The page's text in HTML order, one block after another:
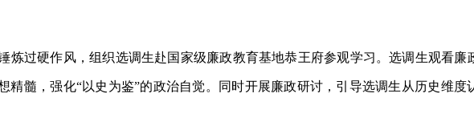
炼过硬作风，组织选调生赴国家级廉政教育基地恭王府参观学习。选调生观看廉
精髓，强化“以史为鉴”的政治自觉。同时开展廉政研讨，引导选调生从历史维度